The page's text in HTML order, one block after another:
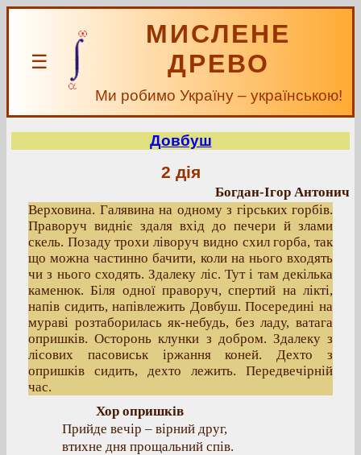
☰
МИСЛЕНЕ
ДРЕВО
Ми робимо Україну – українською!
Довбуш
2 дія
Богдан-Ігор Антонич
Верховина. Галявина на одному з гірських горбів.
Праворуч видніє здаля вхід до печери й злами
скель. Позаду трохи ліворуч видно схил горба, так
що можна частинно бачити, коли на нього входять
чи з нього сходять. Здалеку ліс. Тут і там декілька
каменюк. Біля одної праворуч, спертий на лікті,
напів сидить, напівлежить Довбуш. Посередині на
мураві розтаборилась як-небудь, без ладу, ватага
опришків. Осторонь клунки з добром. Здалеку з
лісових пасовиськ іржання коней. Дехто з
опришків сидить, дехто лежить. Передвечірній
час.
Хор опришків
Прийде вечір – вірний друг,
втихне дня прощальний спів.